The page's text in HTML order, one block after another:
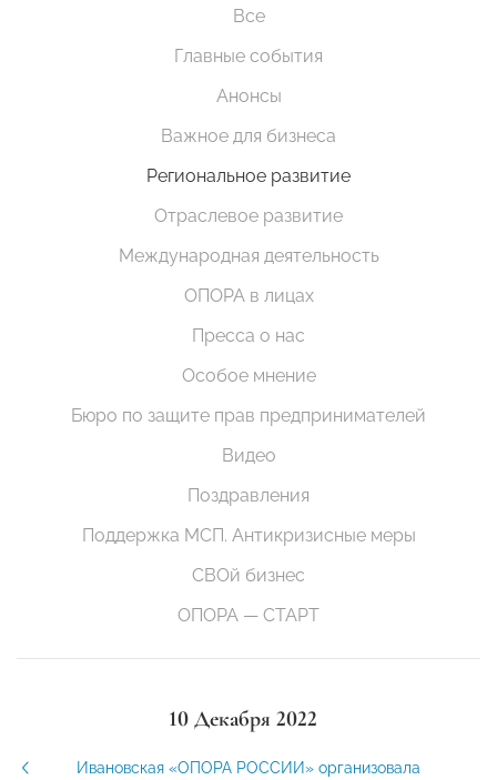
Все
Главные события
Анонсы
Важное для бизнеса
Региональное развитие
Отраслевое развитие
Международная деятельность
ОПОРА в лицах
Пресса о нас
Особое мнение
Бюро по защите прав предпринимателей
Видео
Поздравления
Поддержка МСП. Антикризисные меры
СВОй бизнес
ОПОРА — СТАРТ
10 Декабря 2022
Ивановская «ОПОРА РОССИИ» организовала